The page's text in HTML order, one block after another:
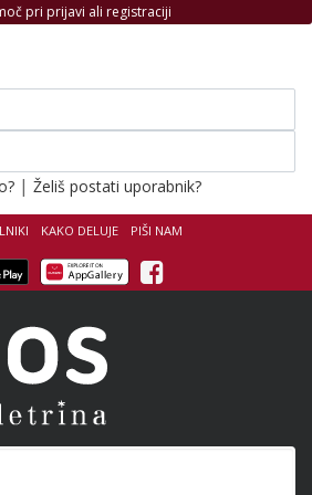
KAKO DELUJE PIŠI NAM
Facebook
pri prijavi ali registraciji
| Želiš postati uporabnik?